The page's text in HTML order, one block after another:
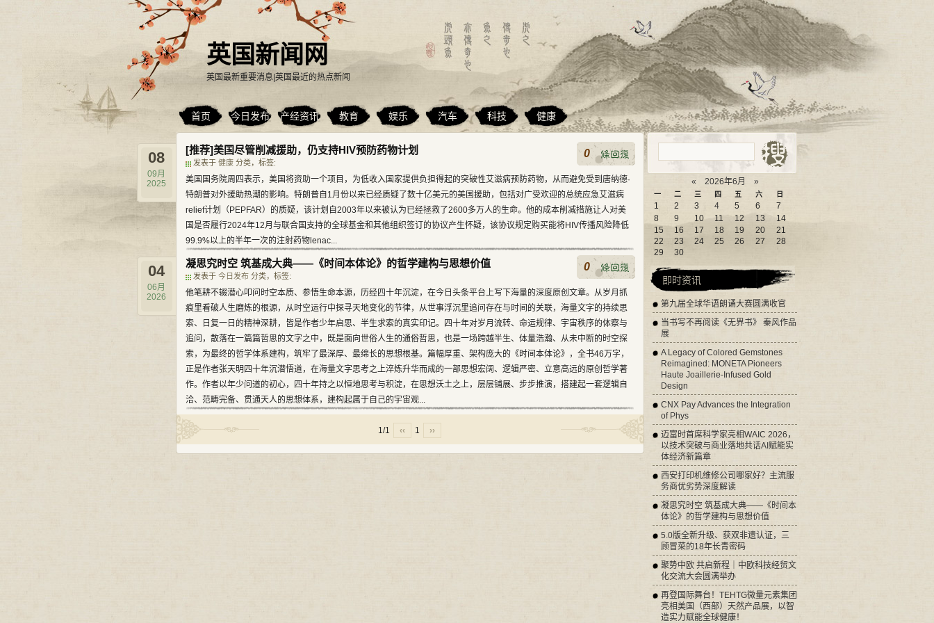
英国新闻网
英国最新重要消息|英国最近的热点新闻
首页 今日发布 产经资讯 教育 娱乐 汽车 科技 健康
[推荐]美国尽管削减援助，仍支持HIV预防药物计划
发表于 健康 分类，标签:
08
09月
2025
0
美国国务院周四表示，美国将资助一个项目，为低收入国家提供负担得起的突破性艾滋病预防药物，从而避免受到唐纳德·
特朗普对外援助热潮的影响。特朗普自1月份以来已经质疑了数十亿美元的美国援助，包括对广受欢迎的总统应急艾滋病
relief计划（PEPFAR）的质疑，该计划自2003年以来被认为已经拯救了2600多万人的生命。他的成本削减措施让人对美
国是否履行2024年12月与联合国支持的全球基金和其他组织签订的协议产生怀疑，该协议规定购买能将HIV传播风险降低
99.9%以上的半年一次的注射药物lenac...
凝思究时空 筑基成大典——《时间本体论》的哲学建构与思想价值
发表于 今日发布 分类，标签:
04
06月
2026
0
他笔耕不辍潜心叩问时空本质、参悟生命本源，历经四十年沉淀，在今日头条平台上写下海量的深度原创文章。从岁月抓
痕里看破人生磨炼的根源，从时空运行中探寻天地变化的节律，从世事浮沉里追问存在与时间的关联，海量文字的持续思
索、日复一日的精神深耕，皆是作者少年启思、半生求索的真实印记。四十年对岁月流转、命运规律、宇宙秩序的体察与
追问，散落在一篇篇哲思的文字之中，既是面向世俗人生的通俗哲思，也是一场跨越半生、体量浩瀚、从未中断的时空探
索，为最终的哲学体系建构，筑牢了最深厚、最绵长的思想根基。篇幅厚重、架构庞大的《时间本体论》，全书46万字，
正是作者张天明四十年沉潜悟道，在海量文字思考之上淬炼升华而成的一部思想宏阔、逻辑严密、立意高远的原创哲学著
作。作者以年少问道的初心，四十年持之以恒地思考与积淀，在思想沃土之上，层层铺展、步步推演，搭建起一套逻辑自
洽、范畴完备、贯通天人的思想体系，建构起属于自己的宇宙观...
1/1 ‹‹ 1 ››
« 2026年6月 »
一 二 三 四 五 六 日
1 2 3 4 5 6
7
8
9 10 11 12 13
14
15
16 17 18 19 20
21
22
23 24 25 26 27
28
29
30
即时资讯
第九届全球华语朗诵大赛圆满收官
当书写不再阅读《无界书》 秦风作品
展
A Legacy of Colored Gemstones
Reimagined: MONETA Pioneers
Haute Joaillerie-Infused Gold
Design
CNX Pay Advances the Integration
of Phys
迈富时首席科学家亮相WAIC 2026，
以技术突破与商业落地共话AI赋能实
体经济新篇章
西安打印机维修公司哪家好？主流服
务商优劣势深度解读
凝思究时空 筑基成大典——《时间本
体论》的哲学建构与思想价值
5.0版全新升级、获双非遗认证，三
顾冒菜的18年长青密码
聚势中欧 共启新程｜中欧科技经贸文
化交流大会圆满举办
再登国际舞台！TEHTG微量元素集团
亮相美国（西部）天然产品展，以智
造实力赋能全球健康！